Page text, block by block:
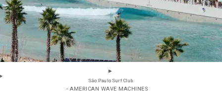
São Paulo Surf Club
- AMERICAN WAVE MACHINES